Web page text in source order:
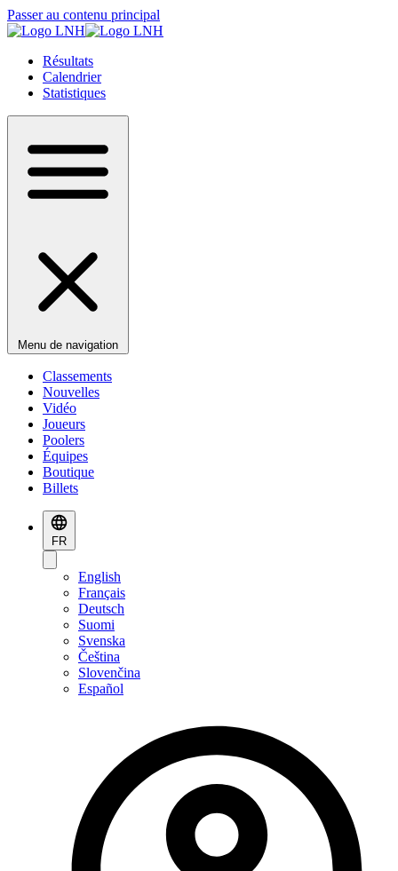
Passer au contenu principal
Résultats
Calendrier
Statistiques
Menu de navigation
Classements
Nouvelles
Vidéo
Joueurs
Poolers
Équipes
Boutique
Billets
FR
English
Français
Deutsch
Suomi
Svenska
Čeština
Slovenčina
Español